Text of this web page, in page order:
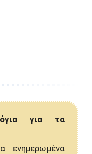
για τα
ενημερωμένα